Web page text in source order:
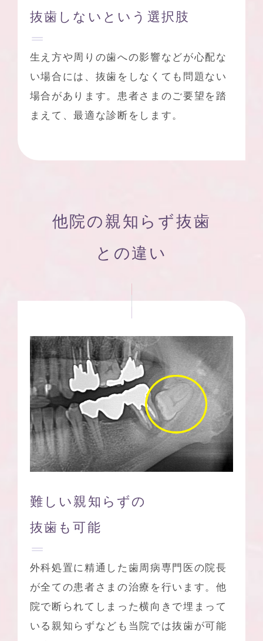
抜歯しないという選択肢
生え方や周りの歯への影響などが心配な
い場合には、抜歯をしなくても問題ない
場合があります。患者さまのご要望を踏
まえて、最適な診断をします。
他院の親知らず抜歯
との違い
難しい親知らずの
抜歯も可能
外科処置に精通した歯周病専門医の院長
が全ての患者さまの治療を行います。他
院で断られてしまった横向きで埋まって
いる親知らずなども当院では抜歯が可能